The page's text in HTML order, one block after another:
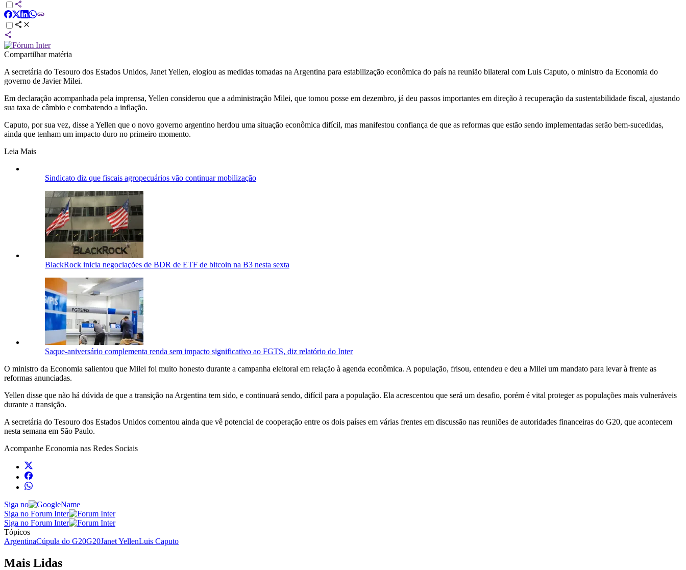
Compartilhar matéria
A secretária do Tesouro dos Estados Unidos, Janet Yellen, elogiou as medidas tomadas na Argentina para estabilização econômica do país na reunião bilateral com Luis Caputo, o ministro da Economia do
governo de Javier Milei.
Em declaração acompanhada pela imprensa, Yellen considerou que a administração Milei, que tomou posse em dezembro, já deu passos importantes em direção à recuperação da sustentabilidade fiscal, ajustando
sua taxa de câmbio e combatendo a inflação.
Caputo, por sua vez, disse a Yellen que o novo governo argentino herdou uma situação econômica difícil, mas manifestou confiança de que as reformas que estão sendo implementadas serão bem-sucedidas,
ainda que tenham um impacto duro no primeiro momento.
Leia Mais
Sindicato diz que fiscais agropecuários vão continuar mobilização
BlackRock inicia negociações de BDR de ETF de bitcoin na B3 nesta sexta
Saque-aniversário complementa renda sem impacto significativo ao FGTS, diz relatório do Inter
O ministro da Economia salientou que Milei foi muito honesto durante a campanha eleitoral em relação à agenda econômica. A população, frisou, entendeu e deu a Milei um mandato para levar à frente as
reformas anunciadas.
Yellen disse que não há dúvida de que a transição na Argentina tem sido, e continuará sendo, difícil para a população. Ela acrescentou que será um desafio, porém é vital proteger as populações mais vulneráveis
durante a transição.
A secretária do Tesouro dos Estados Unidos comentou ainda que vê potencial de cooperação entre os dois países em várias frentes em discussão nas reuniões de autoridades financeiras do G20, que acontecem
nesta semana em São Paulo.
Acompanhe Economia nas Redes Sociais
Siga no
Siga no Forum Inter
Siga no Forum Inter
Tópicos
ArgentinaCúpula do G20G20Janet YellenLuis Caputo
Mais Lidas